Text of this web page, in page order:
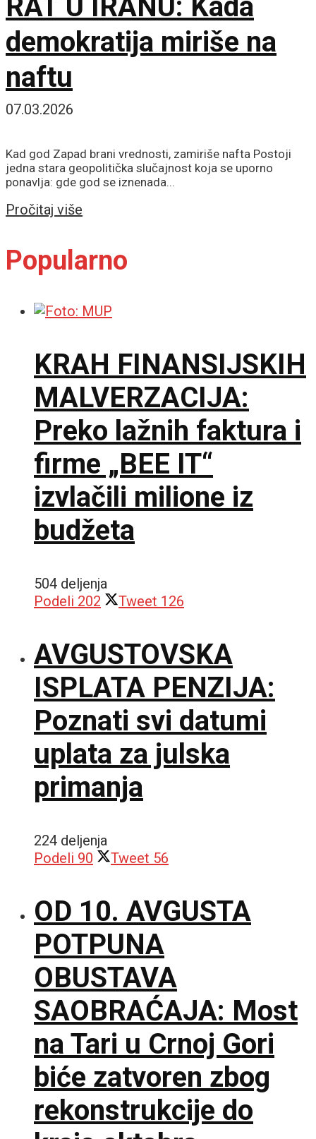
RAT U IRANU: Kada
demokratija miriše na
naftu
07.03.2026
Kad god Zapad brani vrednosti, zamiriše nafta Postoji
jedna stara geopolitička slučajnost koja se uporno
ponavlja: gde god se iznenada...
Pročitaj više
Popularno
KRAH FINANSIJSKIH
MALVERZACIJA:
Preko lažnih faktura i
firme „BEE IT“
izvlačili milione iz
budžeta
504 deljenja
Podeli 202 Tweet 126
AVGUSTOVSKA
ISPLATA PENZIJA:
Poznati svi datumi
uplata za julska
primanja
224 deljenja
Podeli 90 Tweet 56
OD 10. AVGUSTA
POTPUNA
OBUSTAVA
SAOBRAĆAJA: Most
na Tari u Crnoj Gori
biće zatvoren zbog
rekonstrukcije do